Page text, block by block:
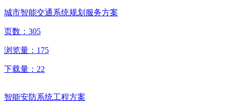
城市智能交通系统规划服务方案
页数： 305
浏览量： 175
下载量： 22
智能安防系统工程方案